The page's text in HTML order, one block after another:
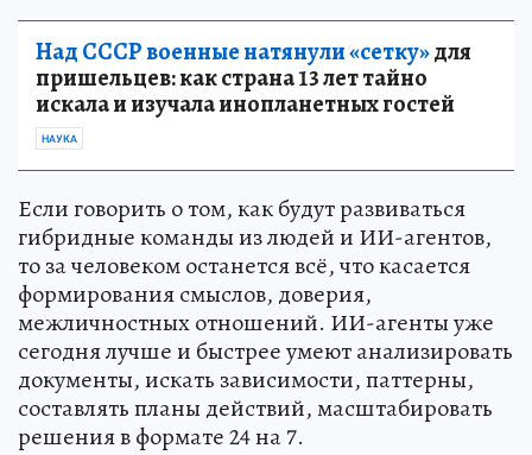
Над СССР военные натянули «сетку»для
пришельцев: как страна 13 лет тайно
искала и изучала инопланетных гостей
НАУКА
Если говорить о том, как будут развиваться
гибридные команды из людей и ИИ-агентов,
то за человеком останется всё, что касается
формирования смыслов, доверия,
межличностных отношений. ИИ-агенты уже
сегодня лучше и быстрее умеют анализировать
документы, искать зависимости, паттерны,
составлять планы действий, масштабировать
решения в формате 24 на 7.